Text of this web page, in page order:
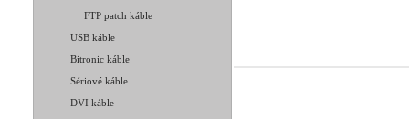
FTP patch káble
USB káble
Bitronic káble
Sériové káble
DVI káble